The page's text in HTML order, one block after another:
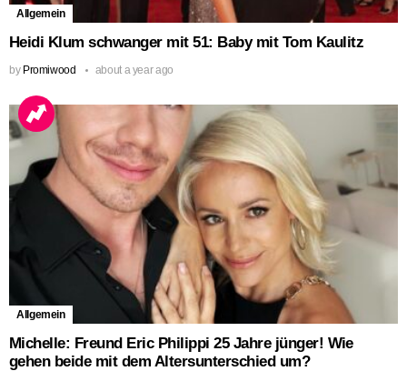
Allgemein
Heidi Klum schwanger mit 51: Baby mit Tom Kaulitz
by Promiwood about a year ago
Allgemein
Michelle: Freund Eric Philippi 25 Jahre jünger! Wie
gehen beide mit dem Altersunterschied um?